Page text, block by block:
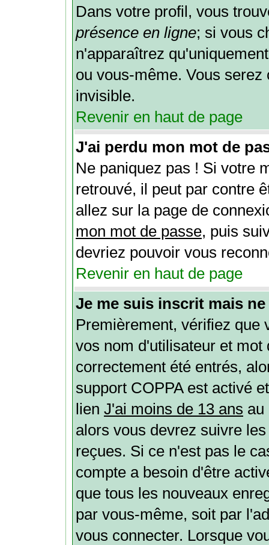
Dans votre profil, vous
présence en ligne; si vous
n'apparaîtrez
ou vous-même. Vous
invisible.
Revenir en haut de page
J'ai perdu mon mot de
Ne paniquez pas ! Si votre
retrouvé, il peut par contre
allez sur la page de
mon mot de passe, puis
devriez pouvoir vous
Revenir en haut de page
Je me suis inscrit mais
Premièrement, vérifiez que
vos nom d'utilisateur et mot
correctement été entrés,
support COPPA est activé
lien J'ai moins de 13 ans au
alors vous devrez suivre
reçues. Si ce n'est pas le
compte a besoin d'être
que tous les nouveaux
par vous-même, soit par
vous connecter. Lorsque